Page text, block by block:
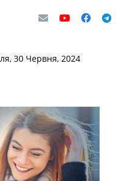
30 Червня, 2024